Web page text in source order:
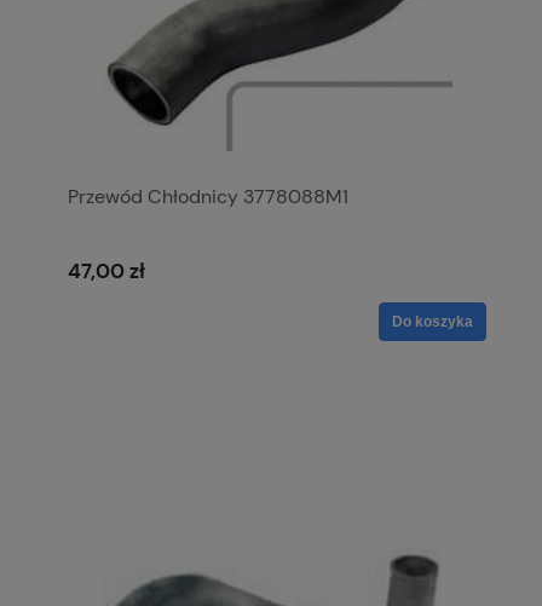
Przewód Chłodnicy 3778088M1
47,00 zł
Do koszyka